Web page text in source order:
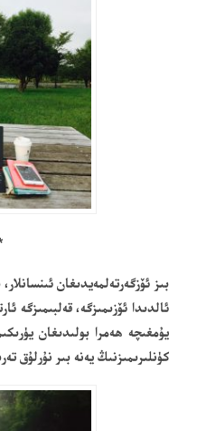
بىز ئۆزگەرتەلمەيدىغان
ئالدىدا ئۆزىمىزگە، قەلبىمىزگە
يۇمغىچە ھەمرا بولىدىغان
كۈنلىرىمىزنىڭ يەنە بىر نۇرلۇق